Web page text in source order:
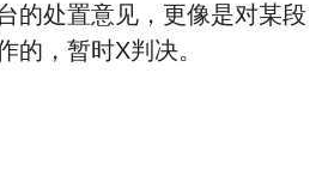
的处置意见，更像是对某段
的，暂时X判决。